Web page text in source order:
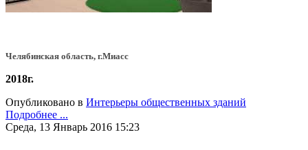
Челябинская область, г.Миасс
2018г.
Опубликовано в Интерьеры общественных зданий
Подробнее ...
Среда, 13 Январь 2016 15:23